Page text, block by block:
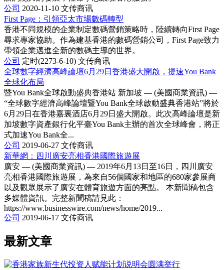
公司 2020-11-10 文传商讯
First Page：引領亞太市場數碼轉型
香港不同規模的企業制定數碼營銷策略時，陸續轉向First Page
尋求專家協助。作為建基香港的數碼營銷公司，First Page致力
帶領企業邁進全新的數碼主導的世界。
公司 定时(2273-6-10) 文传商讯
全球數字經濟高峰論壇6月29日香港盛大開啟，提速You Bank
全球化布局
暨You Bank全球啟動盛典香港站 新加坡 — (美國商業資訊) —
“全球數字經濟高峰論壇暨You Bank全球啟動盛典香港站”將於
6月29日在香港嘉裏酒店6月29日盛大開啟。此次高峰論壇是新
加坡數字資產銀行化平臺You Bank主辦的首次全球峰會，將正
式加速You Bank全...
公司 2019-06-27 文传商讯
新華網：四川廣安亮相香港國際旅遊展
廣安 — (美國商業資訊) — 2019年6月13日至16日，四川廣安
亮相香港國際旅遊展，為來自56個國家和地區的680家參展商
以及觀眾展示了廣安在體育旅遊方面的亮點。 本新聞稿包含
多媒體資訊。完整新聞稿請見此：
https://www.businesswire.com/news/home/2019...
公司 2019-06-17 文传商讯
最新文章